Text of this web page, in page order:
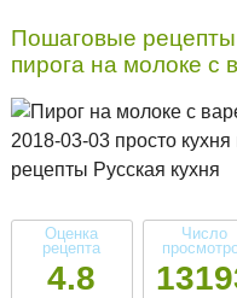
Пошаговые рецепты
пирога на молоке с
2018-03-03 просто
рецепты Русская кухня
Оценка
рецепта
4.8
Число